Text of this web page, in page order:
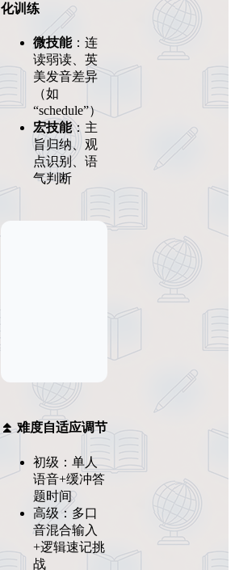
化训练
微技能：连
读弱读、英
美发音差异
（如
“schedule”）
宏技能：主
旨归纳、观
点识别、语
气判断
⏫ 难度自适应调节
初级：单人
语音+缓冲答
题时间
高级：多口
音混合输入
+逻辑速记挑
战